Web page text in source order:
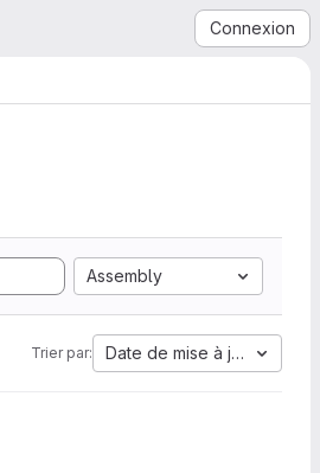
Connexion
Assembly
Trier par: Date de mise à jour